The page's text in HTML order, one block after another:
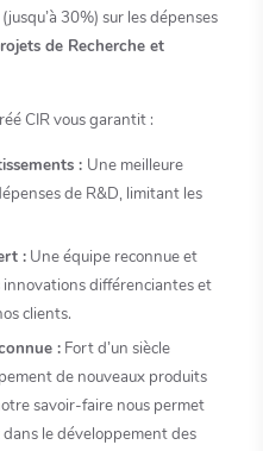
(jusqu’à 30%) sur les dépenses
de Recherche et
CIR vous garantit :
: Une meilleure
de R&D, limitant les
: Une équipe reconnue et
différenciantes et
clients.
: Fort d’un siècle
de nouveaux produits
savoir-faire nous permet
le développement des